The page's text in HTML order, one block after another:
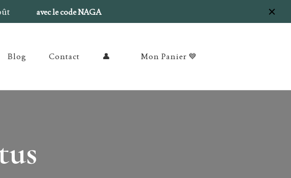
avec le code NAGA
Blog Contact 👤 Mon Panier 💙